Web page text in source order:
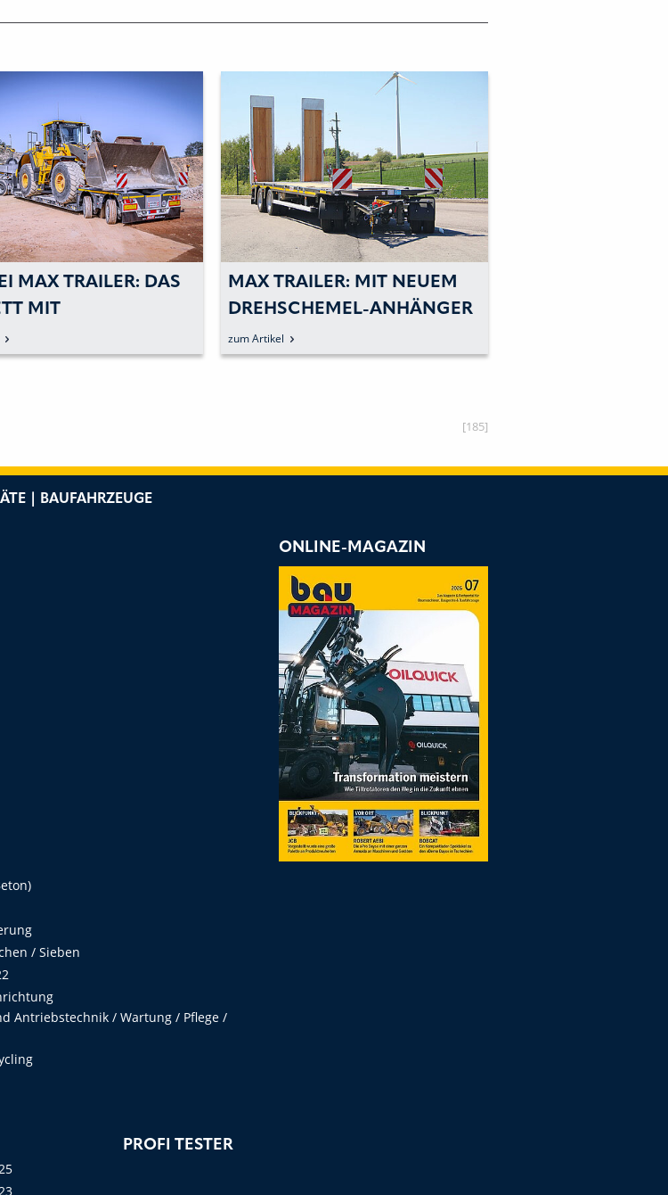
MAX TRAILER: DAS
MIT
MAX TRAILER: MIT NEUEM
DREHSCHEMEL-ANHÄNGER
DAS ANGEBOT ERWEITERN
zum Artikel
[185]
| BAUFAHRZEUGE
/ Sieben
Antriebstechnik / Wartung / Pflege /
PROFI TESTER
ONLINE-MAGAZIN